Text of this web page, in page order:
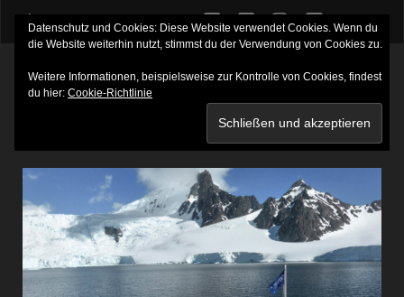
twitterfacebookinstagram
youtube
VORPROGRAMM ANTARKTIS
Datenschutz und Cookies: Diese Website verwendet Cookies. Wenn du
die Website weiterhin nutzt, stimmst du der Verwendung von Cookies zu.
Weitere Informationen, beispielsweise zur Kontrolle von Cookies, findest
du hier: Cookie-Richtlinie